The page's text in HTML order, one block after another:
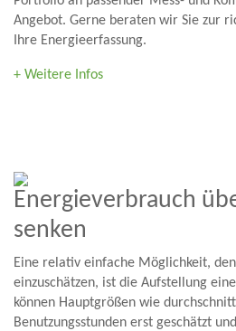
Angebot. Gerne beraten wir Sie zur
Ihre Energieerfassung.
+ Weitere Infos
Energieverbrauch
senken
Eine relativ einfache Möglichkeit,
einzuschätzen, ist die Aufstellung
können Hauptgrößen wie
Benutzungsstunden erst geschätzt